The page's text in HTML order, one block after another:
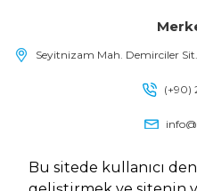
Bu sitede kullanıcı
Seyitnizam Mah. Demirciler
(+90)